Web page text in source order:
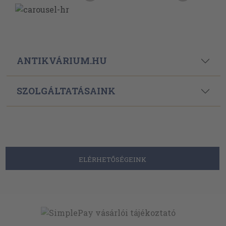
ANTIKVÁRIUM.HU
SZOLGÁLTATÁSAINK
ELÉRHETŐSÉGEINK